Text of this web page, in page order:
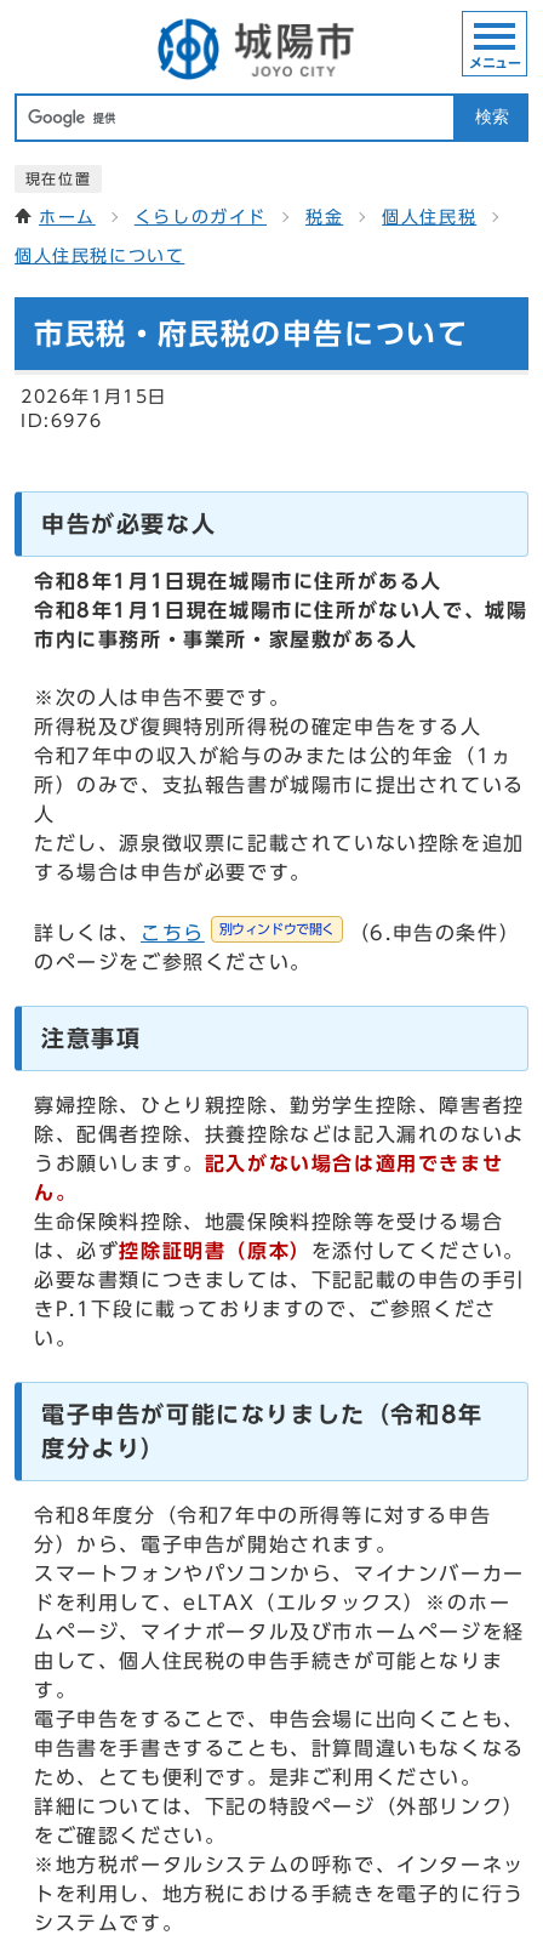
検索
メニュー
現在位置
ホーム くらしのガイド 税金 個人住民税
個人住民税について
市民税・府民税の申告について
2026年1月15日
ID:6976
申告が必要な人
令和8年1月1日現在城陽市に住所がある人
令和8年1月1日現在城陽市に住所がない人で、城陽
市内に事務所・事業所・家屋敷がある人
※次の人は申告不要です。
所得税及び復興特別所得税の確定申告をする人
令和7年中の収入が給与のみまたは公的年金（1ヵ
所）のみで、支払報告書が城陽市に提出されている
人
ただし、源泉徴収票に記載されていない控除を追加
する場合は申告が必要です。
詳しくは、 こちら 別ウィンドウで開く
（6.申告の条件）
のページをご参照ください。
注意事項
寡婦控除、ひとり親控除、勤労学生控除、障害者控
除、配偶者控除、扶養控除などは記入漏れのないよ
うお願いします。 記入がない場合は適用できませ
ん。
生命保険料控除、地震保険料控除等を受ける場合
は、必ず控除証明書（原本） を添付してください。
必要な書類につきましては、下記記載の申告の手引
きP.1下段に載っておりますので、ご参照くださ
い。
電子申告が可能になりました（令和8年
度分より）
令和8年度分（令和7年中の所得等に対する申告
分）から、電子申告が開始されます。
スマートフォンやパソコンから、マイナンバーカー
ドを利用して、eLTAX（エルタックス）※のホー
ムページ、マイナポータル及び市ホームページを経
由して、個人住民税の申告手続きが可能となりま
す。
電子申告をすることで、申告会場に出向くことも、
申告書を手書きすることも、計算間違いもなくなる
ため、とても便利です。是非ご利用ください。
詳細については、下記の特設ページ（外部リンク）
をご確認ください。
※地方税ポータルシステムの呼称で、インターネッ
トを利用し、地方税における手続きを電子的に行う
システムです。